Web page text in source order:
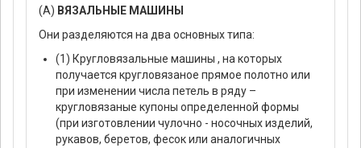
(А) ВЯЗАЛЬНЫЕ МАШИНЫ
Они разделяются на два основных типа:
(1) Кругловязальные машины , на которых
получается кругловязаное прямое полотно или
при изменении числа петель в ряду –
кругловязаные купоны определенной формы
(при изготовлении чулочно - носочных изделий,
рукавов, беретов, фесок или аналогичных